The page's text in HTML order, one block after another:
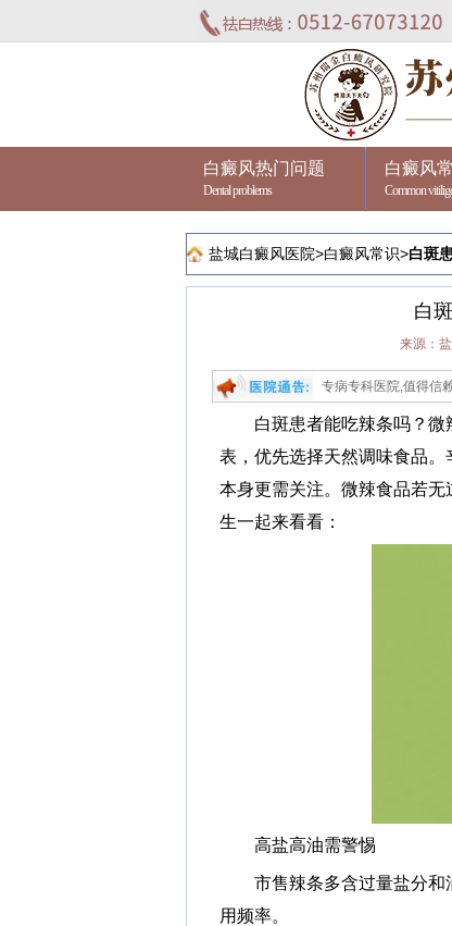
白癜风热门问题
Dental problems
白癜风
Common
盐城白癜风医院>白癜风常识>白斑
白
来源：
风医院进行治疗,苏州瑞金是江苏省专业祛白的专病专科医院,值得信赖和肯
白斑患者能吃辣条吗？微
表，优先选择天然调味食品
本身更需关注。微辣食品若
生一起来看看：
高盐高油需警惕
市售辣条多含过量盐分和
用频率。